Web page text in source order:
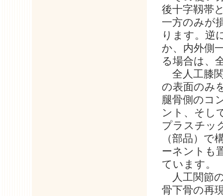
後十字靱帯
一方のみが
ります。逆
か、内外側
る場合は、
全人工膝
の表面のみ
腿骨側のコ
ント、そし
プラスチッ
（部品）で
ーネントも
ています。
人工関節
骨下骨の再